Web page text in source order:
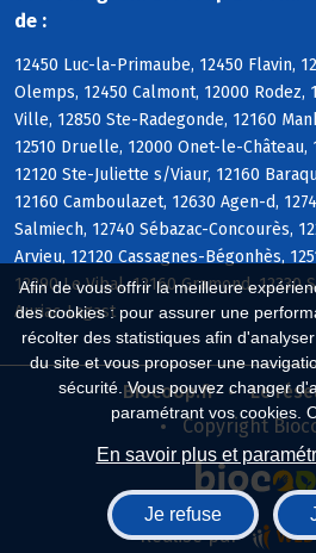
Afin de vous offrir la meilleure
des cookies : pour assurer une
récolter des statistiques afin
du site et vous proposer une
sécurité. Vous pouvez changer
paramétrant vos cookies.
En savoir plus et
Je refuse
de :
12450 Luc-la-Primaube, 12450 Flavin,
Olemps, 12450 Calmont, 12000 Rodez,
Ville, 12850 Ste-Radegonde, 12160
12510 Druelle, 12000 Onet-le-Château,
12120 Ste-Juliette s/Viaur, 12160
12160 Camboulazet, 12630 Agen-d,
Salmiech, 12740 Sébazac-Concourès,
Arvieu, 12120 Cassagnes-Bégonhès,
12290 Le Vibal, 12160 Gramond, 12330
Auriac-Lagast
Biocoop.fr
Le
Copyright
Réalisé par